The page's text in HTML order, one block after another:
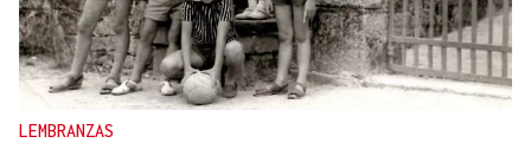
"EN COORDINACIÓN CON EL GOBIERNO"
El PSOE garantiza que Felipe VI visitará Ceuta
“cuando sea oportuno”
LEMBRANZAS